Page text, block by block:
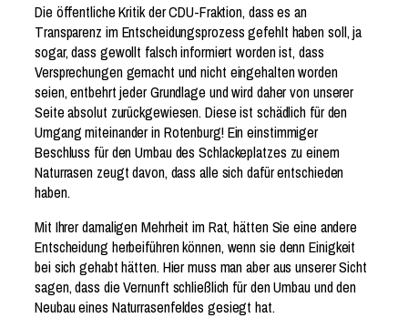
Die öffentliche Kritik der CDU-Fraktion, dass es an
Transparenz im Entscheidungsprozess gefehlt haben soll, ja
sogar, dass gewollt falsch informiert worden ist, dass
Versprechungen gemacht und nicht eingehalten worden
seien, entbehrt jeder Grundlage und wird daher von unserer
Seite absolut zurückgewiesen. Diese ist schädlich für den
Umgang miteinander in Rotenburg! Ein einstimmiger
Beschluss für den Umbau des Schlackeplatzes zu einem
Naturrasen zeugt davon, dass alle sich dafür entschieden
haben.
Mit Ihrer damaligen Mehrheit im Rat, hätten Sie eine andere
Entscheidung herbeiführen können, wenn sie denn Einigkeit
bei sich gehabt hätten. Hier muss man aber aus unserer Sicht
sagen, dass die Vernunft schließlich für den Umbau und den
Neubau eines Naturrasenfeldes gesiegt hat.